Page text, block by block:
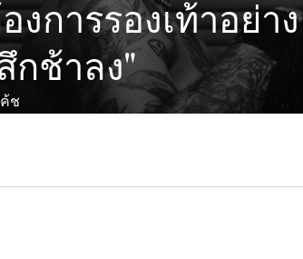
การรองเท้าอย่าง
กช้าลง"
ช